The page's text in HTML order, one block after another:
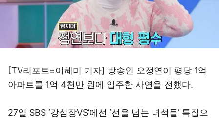
[TV리포트=이혜미 기자] 방송인 오정연이 평당 1억
아파트를 1억 4천만 원에 입주한 사연을 전했다.
27일 SBS ‘강심장VS’에선 ‘선을 넘는 녀석들’ 특집으